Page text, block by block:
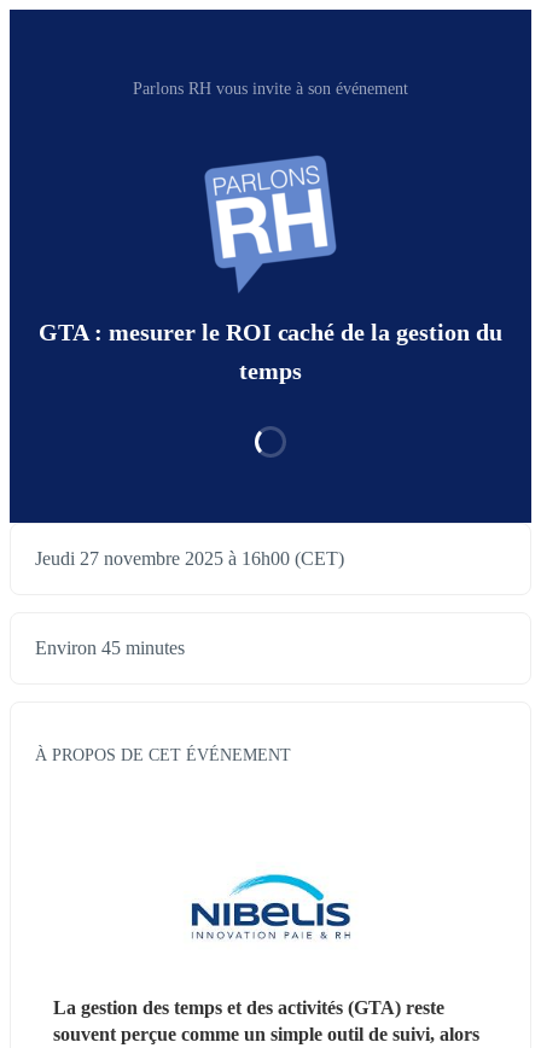
Parlons RH vous invite à son événement
GTA : mesurer le ROI caché de la gestion du
temps
Jeudi 27 novembre 2025 à 16h00 (CET)
Environ 45 minutes
À PROPOS DE CET ÉVÉNEMENT
La gestion des temps et des activités (GTA) reste
souvent perçue comme un simple outil de suivi, alors